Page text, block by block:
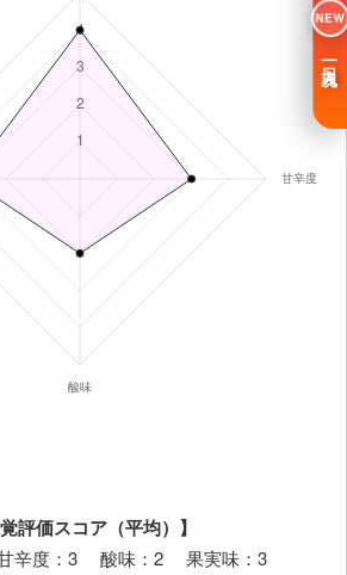
覚評価スコア（平均）】
辛度：3 酸味：2 果実味：3
NEW